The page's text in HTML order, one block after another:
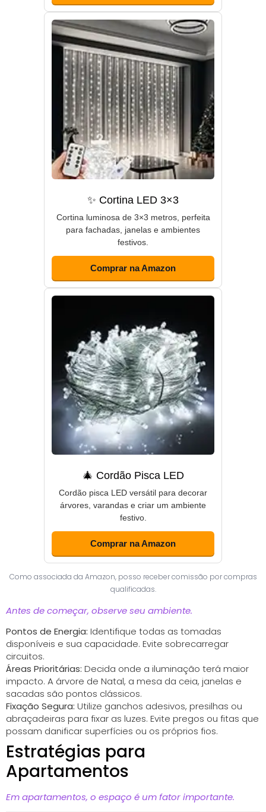
✨ Cortina LED 3×3
Cortina luminosa de 3×3 metros, perfeita
para fachadas, janelas e ambientes
festivos.
Comprar na Amazon
🎄 Cordão Pisca LED
Cordão pisca LED versátil para decorar
árvores, varandas e criar um ambiente
festivo.
Comprar na Amazon
Como associada da Amazon, posso receber comissão por compras
qualificadas.
Antes de começar, observe seu ambiente.
Pontos de Energia: Identifique todas as tomadas
disponíveis e sua capacidade. Evite sobrecarregar
circuitos.
Áreas Prioritárias: Decida onde a iluminação terá maior
impacto. A árvore de Natal, a mesa da ceia, janelas e
sacadas são pontos clássicos.
Fixação Segura: Utilize ganchos adesivos, presilhas ou
abraçadeiras para fixar as luzes. Evite pregos ou fitas que
possam danificar superfícies ou os próprios fios.
Estratégias para
Apartamentos
Em apartamentos, o espaço é um fator importante.